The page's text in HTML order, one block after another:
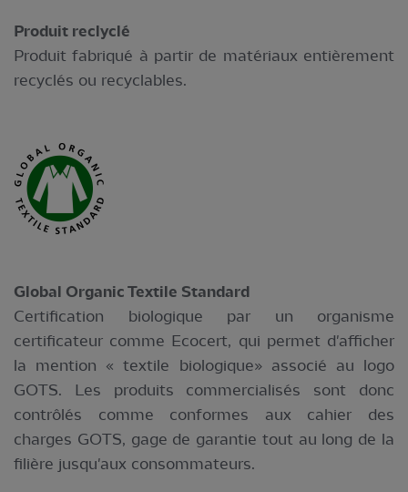
Produit reclyclé
Produit fabriqué à partir de matériaux entièrement
recyclés ou recyclables.
Global Organic Textile Standard
Certification biologique par un organisme
certificateur comme Ecocert, qui permet d'afficher
la mention « textile biologique» associé au logo
GOTS. Les produits commercialisés sont donc
contrôlés comme conformes aux cahier des
charges GOTS, gage de garantie tout au long de la
filière jusqu'aux consommateurs.